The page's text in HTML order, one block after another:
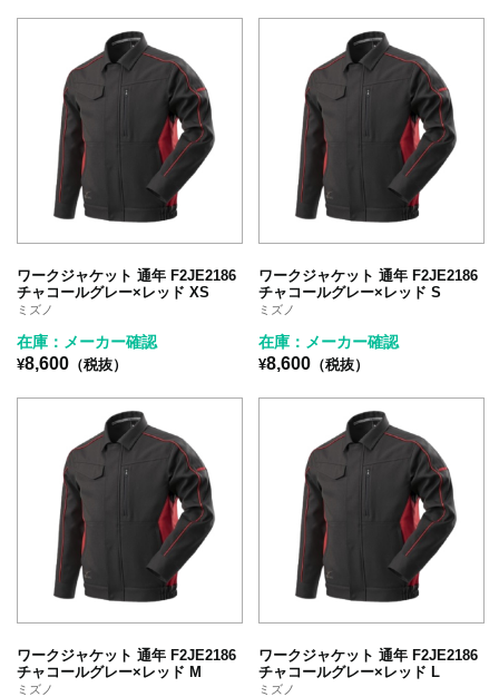
ワークジャケット 通年 F2JE2186
チャコールグレー×レッド XS
ミズノ
在庫：メーカー確認
¥8,600 （税抜）
ワークジャケット 通年 F2JE2186
チャコールグレー×レッド S
ミズノ
在庫：メーカー確認
¥8,600 （税抜）
ワークジャケット 通年 F2JE2186
チャコールグレー×レッド M
ミズノ
ワークジャケット 通年 F2JE2186
チャコールグレー×レッド L
ミズノ